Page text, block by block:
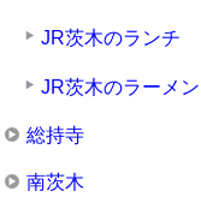
JR茨木のランチ
JR茨木のラーメン
総持寺
南茨木